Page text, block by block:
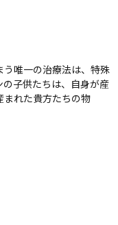
唯一の治療法は、特殊
子供たちは、自身が産
まれた貴方たちの物